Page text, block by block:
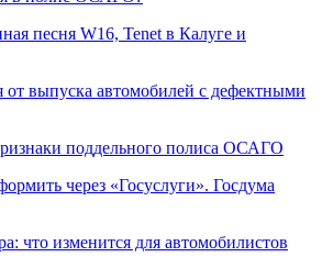
песня W16, Tenet в Калуге и
от выпуска автомобилей с дефектными
поддельного полиса ОСАГО
через «Госуслуги». Госдума
что изменится для автомобилистов